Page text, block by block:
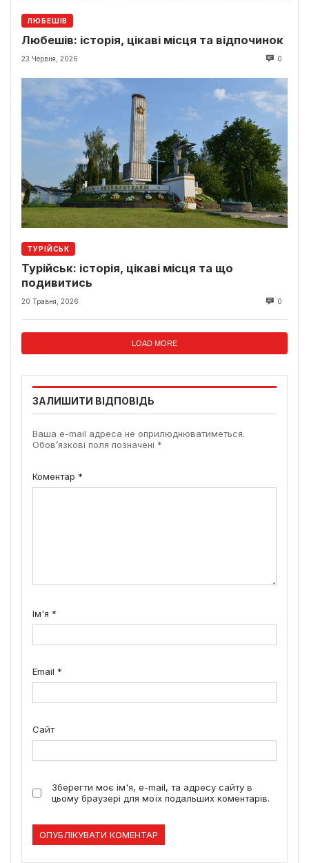
ЛЮБЕШІВ
Любешів: історія, цікаві місця та відпочинок
23 Червня, 2026 0
ТУРІЙСЬК
Турійськ: історія, цікаві місця та що
подивитись
20 Травня, 2026 0
LOAD MORE
ЗАЛИШИТИ ВІДПОВІДЬ
Ваша e-mail адреса не оприлюднюватиметься.
Обов’язкові поля позначені *
Коментар *
Ім'я *
Email *
Сайт
Зберегти моє ім'я, e-mail, та адресу сайту в
цьому браузері для моїх подальших коментарів.